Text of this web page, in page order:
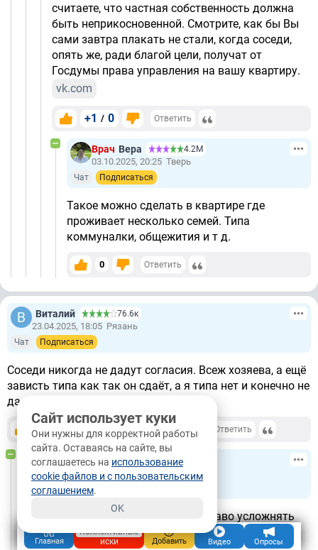
считаете, что частная собственность должна
быть неприкосновенной. Смотрите, как бы Вы
сами завтра плакать не стали, когда соседи,
опять же, ради благой цели, получат от
Госдумы права управления на вашу квартиру.
vk.com
+1 / 0 Ответить
Врач Вера 4.2М
03.10.2025, 20:25 Тверь
Чат Подписаться
Такое можно сделать в квартире где
проживает несколько семей. Типа
коммуналки, общежития и т д.
0 Ответить
Виталий 76.6к
23.04.2025, 18:05 Рязань
Чат Подписаться
Соседи никогда не дадут согласия. Всеж хозяева, а ещё
зависть типа как так он сдаёт, а я типа нет и конечно не
даст согласия
+114 / -20 картой Ответить
Максим 1146
23.04.2025, 18:17 Тверь
Чат Подписаться
А почему вы считаете что имеете право усложнять
жизнь соседям ? Только из за вашего желания
получить деньги ? Продайте квартиру и получите
Главная
Коллективные
иски
Добавить Видео Опросы
Сайт использует куки
Они нужны для корректной работы
сайта. Оставаясь на сайте, вы
соглашаетесь на использование
cookie файлов и с пользовательским
соглашением.
OK